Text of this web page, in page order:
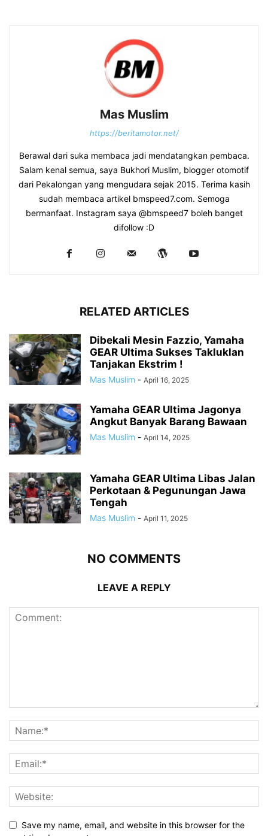
Mas Muslim
https://beritamotor.net/
Berawal dari suka membaca jadi mendatangkan pembaca.
Salam kenal semua, saya Bukhori Muslim, blogger otomotif
dari Pekalongan yang mengudara sejak 2015. Terima kasih
sudah membaca artikel bmspeed7.com. Semoga
bermanfaat. Instagram saya @bmspeed7 boleh banget
difollow :D
RELATED ARTICLES
Dibekali Mesin Fazzio, Yamaha
GEAR Ultima Sukses Takluklan
Tanjakan Ekstrim !
Mas Muslim - April 16, 2025
Yamaha GEAR Ultima Jagonya
Angkut Banyak Barang Bawaan
Mas Muslim - April 14, 2025
Yamaha GEAR Ultima Libas Jalan
Perkotaan & Pegunungan Jawa
Tengah
Mas Muslim - April 11, 2025
NO COMMENTS
LEAVE A REPLY
Save my name, email, and website in this browser for the